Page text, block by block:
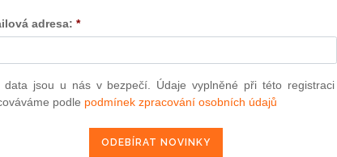
kterým se mění zákon č. 164/2013 Sb., o
daní a o změně dalších souvisejících
se usnesl na tomto zákoně České
adresa: *
data jsou u nás v bezpečí. Údaje vyplněné při této registraci
podle podmínek zpracování osobních údajů